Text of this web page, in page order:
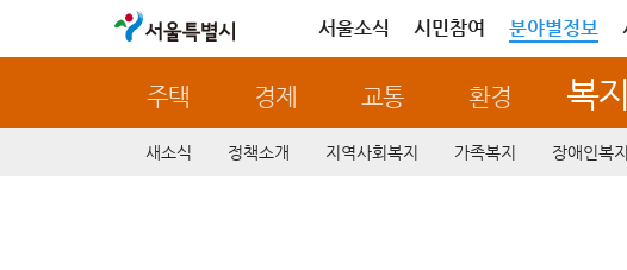
서울특별시 서울소식 시민참여 분야별정보
주택 경제 교통 환경 복지
새소식 정책소개 지역사회복지 가족복지 장애인복지